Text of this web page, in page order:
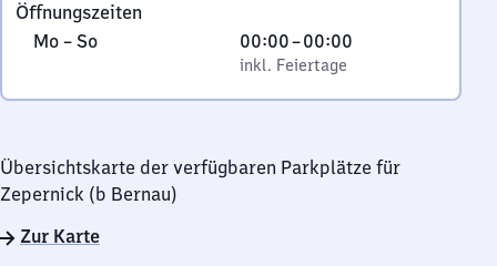
3
4
Panketal
Öffnungszeiten
Montag
Sonntag
Mo – So,
00:00–00:00
Von
0
Uhr
Uhr
inkl. Feiertage
Übersichtskarte der verfügbaren Parkplätze für
Zepernick (b Bernau)
Zur Karte